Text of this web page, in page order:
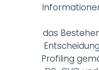
das
Profiling